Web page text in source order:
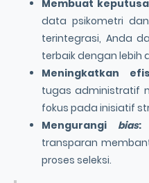
Membuat
data psikometri
terintegrasi, Anda
terbaik dengan lebih
Meningkatkan
tugas administratif
fokus pada inisiatif
Mengurangi bias:
transparan
proses seleksi.